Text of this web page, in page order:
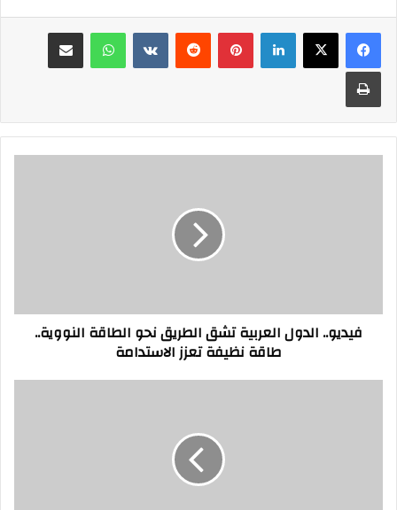
فيسبوك‫X لينكدإن بينتيريست واتساب مشاركة عبر البريد
طباعة
طاقة
نظيفةفيديو.. الدول العربية تشق الطريق نحو الطاقة النووية..
طاقة نظيفة تعزز الاستدامة